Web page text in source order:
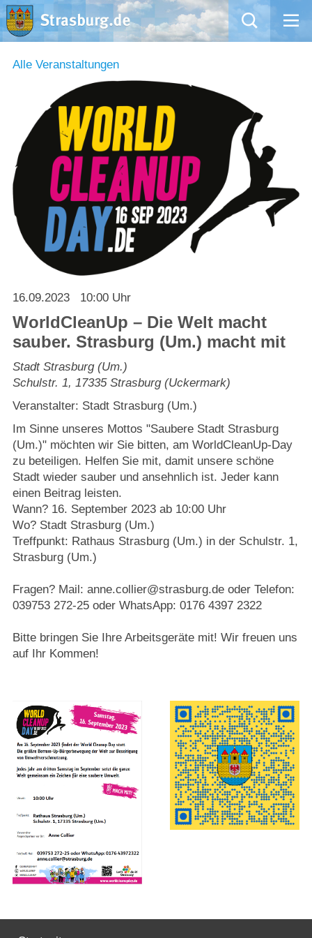
Mängelmeldung
Aktuelles
Rathaus
Natur – Kultur – Tourismus
Wirtschaft
Strasburger Ehrenamtspreis „SBG“
Welcome to Strasburg (Uckermark)
Ласкаво просимо до Штрасбурга (Уккермарк)
مرحبًا بكم في شتراسبورغ (أوكرمارك)
Bine ați venit în Strasburg (Uckermark)
Online-Bewerbungen
Sprache/Language
Alle Veranstaltungen
16.09.2023 10:00 Uhr
WorldCleanUp – Die Welt macht
sauber. Strasburg (Um.) macht mit
Stadt Strasburg (Um.)
Schulstr. 1, 17335 Strasburg (Uckermark)
Veranstalter: Stadt Strasburg (Um.)
Im Sinne unseres Mottos "Saubere Stadt Strasburg
(Um.)" möchten wir Sie bitten, am WorldCleanUp-Day
zu beteiligen. Helfen Sie mit, damit unsere schöne
Stadt wieder sauber und ansehnlich ist. Jeder kann
einen Beitrag leisten.
Wann? 16. September 2023 ab 10:00 Uhr
Wo? Stadt Strasburg (Um.)
Treffpunkt: Rathaus Strasburg (Um.) in der Schulstr. 1,
Strasburg (Um.)
Fragen? Mail: anne.collier@strasburg.de oder Telefon:
039753 272-25 oder WhatsApp: 0176 4397 2322
Bitte bringen Sie Ihre Arbeitsgeräte mit! Wir freuen uns
auf Ihr Kommen!